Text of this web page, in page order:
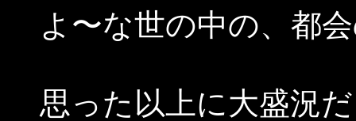
よ〜な世の中の、都
思った以上に大盛況